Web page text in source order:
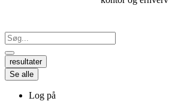
resultater
Se alle
Log på